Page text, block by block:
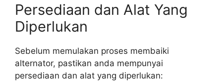
Persediaan dan Alat Yang
Diperlukan
Sebelum memulakan proses membaiki
alternator, pastikan anda mempunyai
persediaan dan alat yang diperlukan: